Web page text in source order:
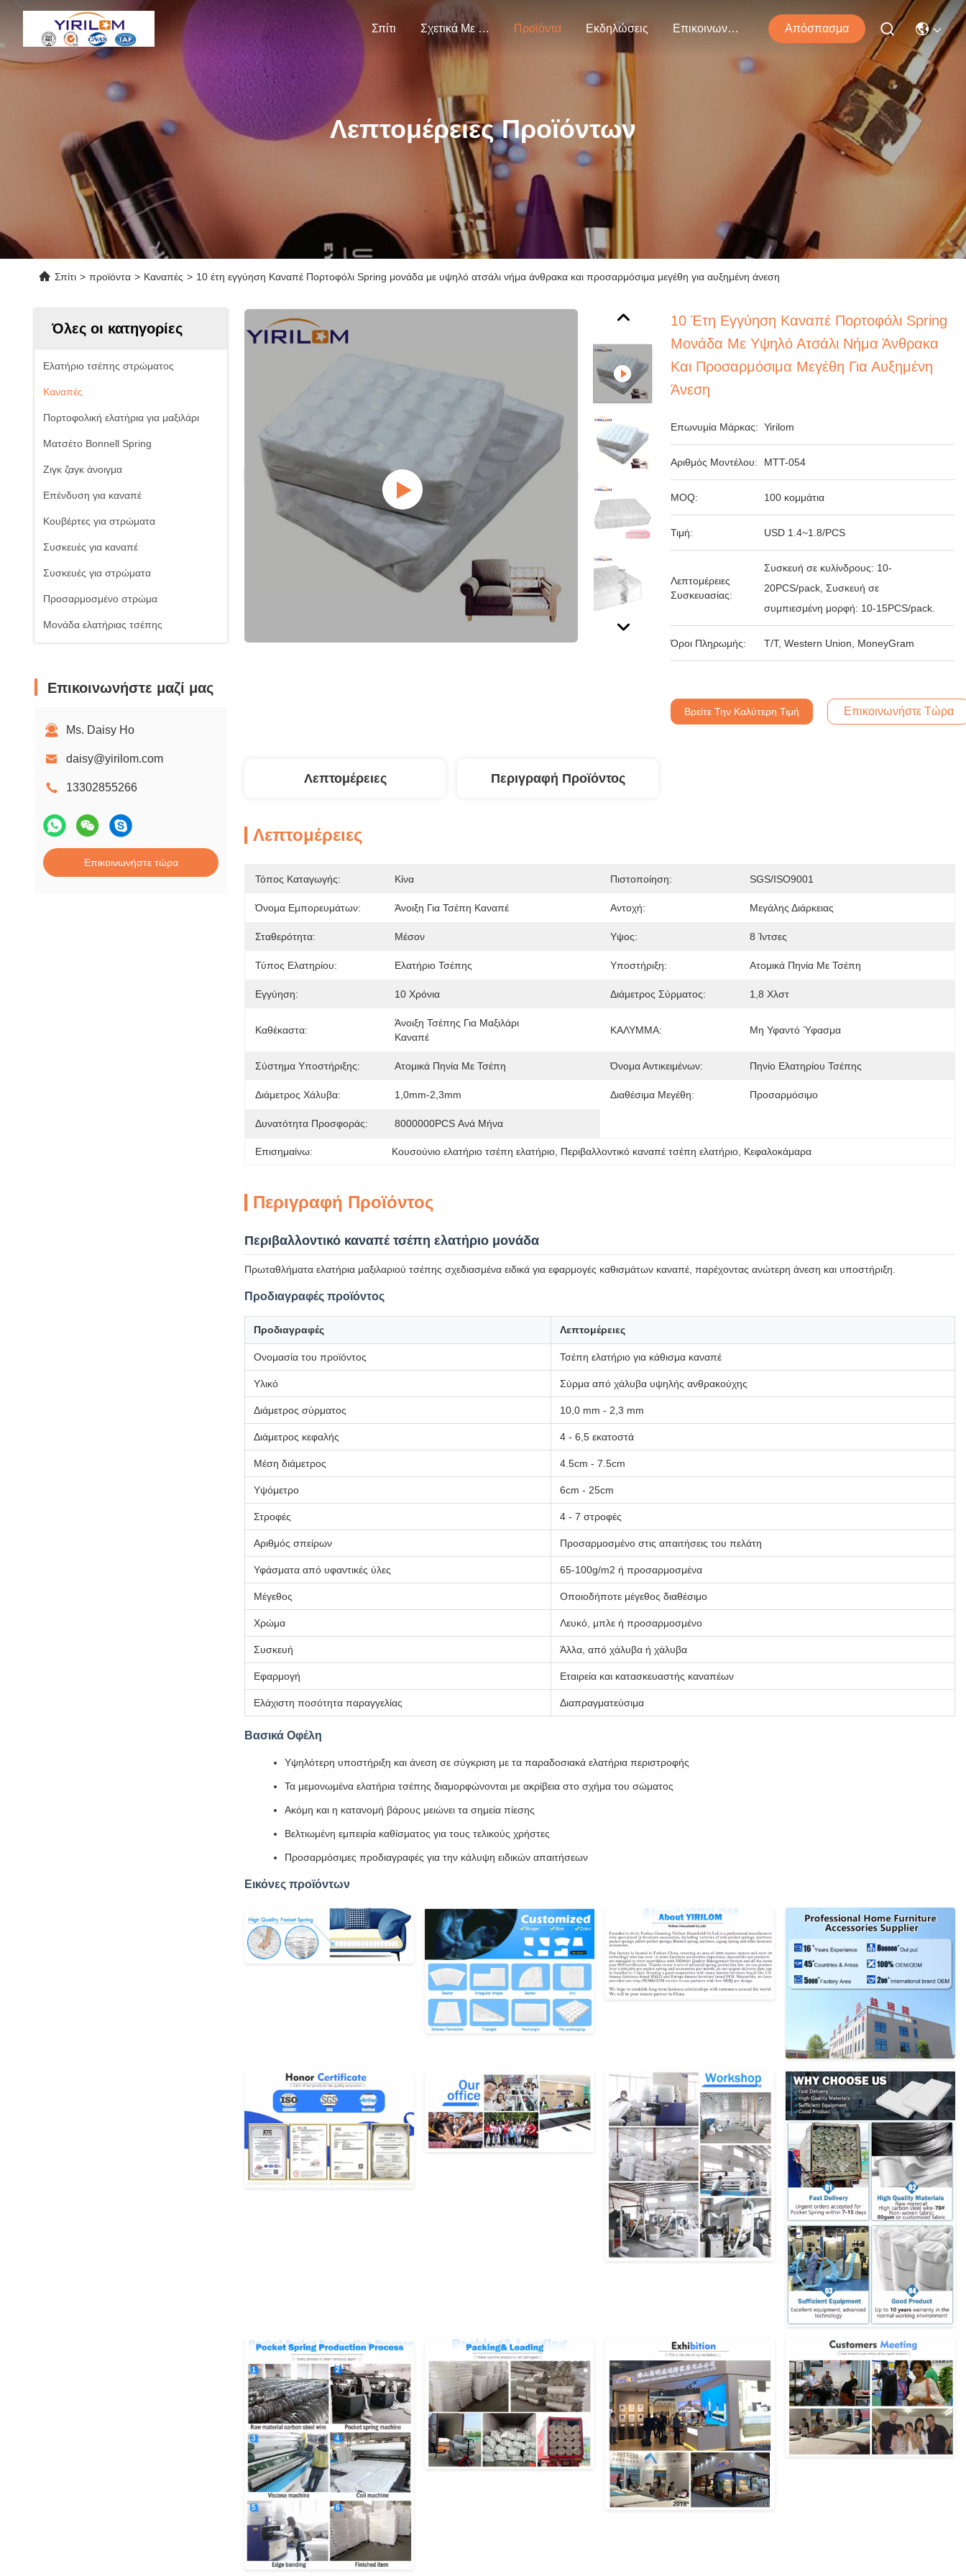
Σπίτι Σχετικά Με Εμάς Προϊόντα Εκδηλώσεις Επικοινωνήστε Μαζί Μας Απόσπασμα
Λεπτομέρειες Προϊόντων
Σπίτι > προϊόντα > Καναπές > 10 έτη εγγύηση Καναπέ Πορτοφόλι Spring μονάδα με υψηλό ατσάλι νήμα άνθρακα και προσαρμόσιμα μεγέθη για αυξημένη άνεση
Όλες οι κατηγορίες
Ελατήριο τσέπης στρώματος
Καναπές
Πορτοφολική ελατήρια για μαξιλάρι
Ματσέτο Bonnell Spring
Ζιγκ ζαγκ άνοιγμα
Επένδυση για καναπέ
Κουβέρτες για στρώματα
Συσκευές για καναπέ
Συσκευές για στρώματα
Προσαρμοσμένο στρώμα
Μονάδα ελατήριας τσέπης
Επικοινωνήστε μαζί μας
Ms. Daisy Ho
daisy@yirilom.com
13302855266
Επικοινωνήστε τώρα
10 Έτη Εγγύηση Καναπέ Πορτοφόλι Spring
Μονάδα Με Υψηλό Ατσάλι Νήμα Άνθρακα
Και Προσαρμόσιμα Μεγέθη Για Αυξημένη
Άνεση
Επωνυμία Μάρκας: Yirilom
Αριθμός Μοντέλου: MTT-054
MOQ: 100 κομμάτια
Τιμή: USD 1.4~1.8/PCS
Λεπτομέρειες
Συσκευασίας:
Συσκευή σε κυλίνδρους: 10-
20PCS/pack, Συσκευή σε
συμπιεσμένη μορφή: 10-15PCS/pack.
Όροι Πληρωμής: T/T, Western Union, MoneyGram
Βρείτε Την Καλύτερη Τιμή Επικοινωνήστε Τώρα
Λεπτομέρειες Περιγραφή Προϊόντος
Λεπτομέρειες
Τόπος Καταγωγής: Κίνα Πιστοποίηση: SGS/ISO9001
Όνομα Εμπορευμάτων: Άνοιξη Για Τσέπη Καναπέ Αντοχή: Μεγάλης Διάρκειας
Σταθερότητα: Μέσον Υψος: 8 Ίντσες
Τύπος Ελατηρίου: Ελατήριο Τσέπης Υποστήριξη: Ατομικά Πηνία Με Τσέπη
Εγγύηση: 10 Χρόνια Διάμετρος Σύρματος: 1,8 Χλστ
Καθέκαστα:
Άνοιξη Τσέπης Για Μαξιλάρι
Καναπέ
ΚΑΛΥΜΜΑ: Μη Υφαντό Ύφασμα
Σύστημα Υποστήριξης: Ατομικά Πηνία Με Τσέπη Όνομα Αντικειμένων: Πηνίο Ελατηρίου Τσέπης
Διάμετρος Χάλυβα: 1,0mm-2,3mm Διαθέσιμα Μεγέθη: Προσαρμόσιμο
Δυνατότητα Προσφοράς: 8000000PCS Ανά Μήνα
Επισημαίνω: Κουσούνιο ελατήριο τσέπη ελατήριο, Περιβαλλοντικό καναπέ τσέπη ελατήριο, Κεφαλοκάμαρα
Περιγραφή Προϊόντος
Περιβαλλοντικό καναπέ τσέπη ελατήριο μονάδα
Πρωταθλήματα ελατήρια μαξιλαριού τσέπης σχεδιασμένα ειδικά για εφαρμογές καθισμάτων καναπέ, παρέχοντας ανώτερη άνεση και υποστήριξη.
Προδιαγραφές προϊόντος
Προδιαγραφές Λεπτομέρειες
Ονομασία του προϊόντος Τσέπη ελατήριο για κάθισμα καναπέ
Υλικό Σύρμα από χάλυβα υψηλής ανθρακούχης
Διάμετρος σύρματος 10,0 mm - 2,3 mm
Διάμετρος κεφαλής 4 - 6,5 εκατοστά
Μέση διάμετρος 4.5cm - 7.5cm
Υψόμετρο 6cm - 25cm
Στροφές 4 - 7 στροφές
Αριθμός σπείρων Προσαρμοσμένο στις απαιτήσεις του πελάτη
Υφάσματα από υφαντικές ύλες 65-100g/m2 ή προσαρμοσμένα
Μέγεθος Οποιοδήποτε μέγεθος διαθέσιμο
Χρώμα Λευκό, μπλε ή προσαρμοσμένο
Συσκευή Άλλα, από χάλυβα ή χάλυβα
Εφαρμογή Εταιρεία και κατασκευαστής καναπέων
Ελάχιστη ποσότητα παραγγελίας Διαπραγματεύσιμα
Βασικά Οφέλη
Υψηλότερη υποστήριξη και άνεση σε σύγκριση με τα παραδοσιακά ελατήρια περιστροφής
Τα μεμονωμένα ελατήρια τσέπης διαμορφώνονται με ακρίβεια στο σχήμα του σώματος
Ακόμη και η κατανομή βάρους μειώνει τα σημεία πίεσης
Βελτιωμένη εμπειρία καθίσματος για τους τελικούς χρήστες
Προσαρμόσιμες προδιαγραφές για την κάλυψη ειδικών απαιτήσεων
Εικόνες προϊόντων